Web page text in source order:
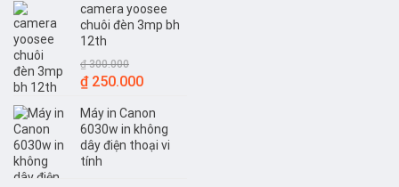
là:
₫ 350.000.
tại
là:
camera yoosee
chuôi đèn 3mp bh
12th
₫300.000
Giá
là:
₫ 300.000.
₫250.000Giá
tại
là:
₫ 250.000.
Máy in Canon
6030w in không
dây điện thoại vi
tính